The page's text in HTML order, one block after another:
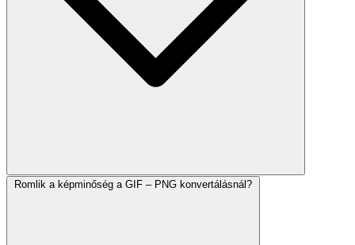
Romlik a képminőség a GIF – PNG konvertálásnál?